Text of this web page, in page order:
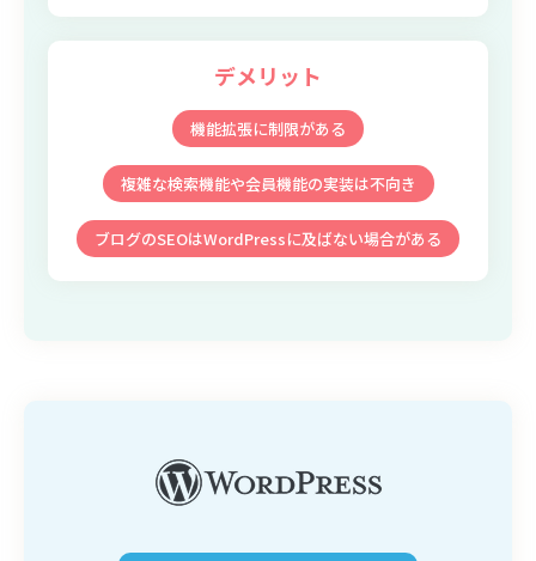
デメリット
機能拡張に制限がある
複雑な検索機能や会員機能の実装は不向き
ブログのSEOはWordPressに及ばない場合がある